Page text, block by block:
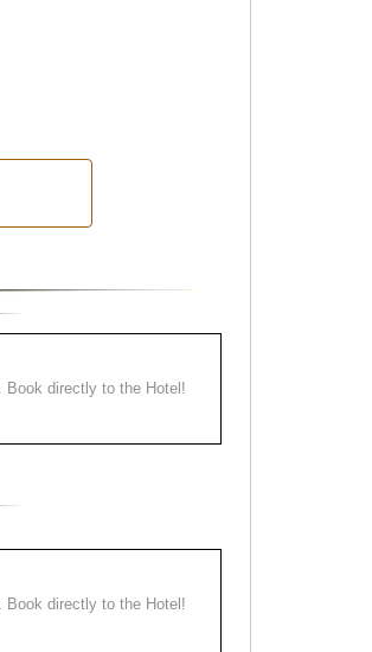
Book directly to the Hotel!
Book directly to the Hotel!